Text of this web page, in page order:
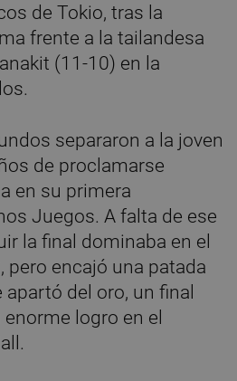
de Tokio, tras la
frente a la tailandesa
(11-10) en la
separaron a la joven
de proclamarse
en su primera
Juegos. A falta de ese
la final dominaba en el
pero encajó una patada
del oro, un final
logro en el